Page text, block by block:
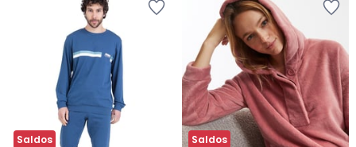
Saldos Saldos